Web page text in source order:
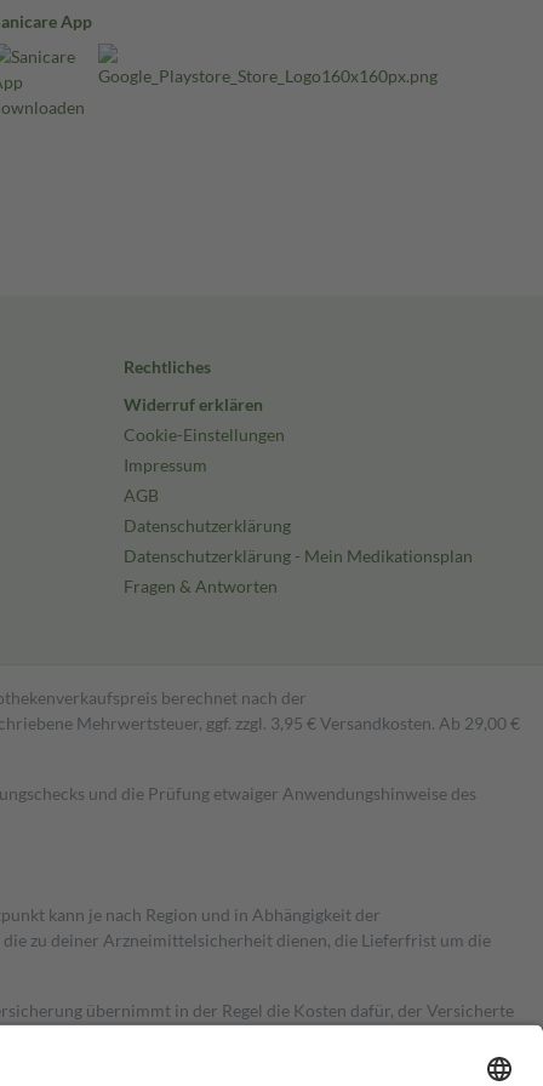
App
Rechtliches
Widerruf erklären
Cookie-Einstellungen
Impressum
AGB
Datenschutzerklärung
Datenschutzerklärung - Mein Medikationsplan
Fragen & Antworten
berechnet nach der
Mehrwertsteuer, ggf. zzgl. 3,95 € Versandkosten. Ab 29,00 €
und die Prüfung etwaiger Anwendungshinweise des
kann je nach Region und in Abhängigkeit der
zu deiner Arzneimittelsicherheit dienen, die Lieferfrist um die
übernimmt in der Regel die Kosten dafür, der Versicherte
Es sind jedoch nie mehr als die tatsächlichen Kosten der Leistung